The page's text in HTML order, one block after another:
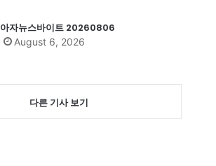
아자뉴스바이트 20260806
August 6, 2026
다른 기사 보기